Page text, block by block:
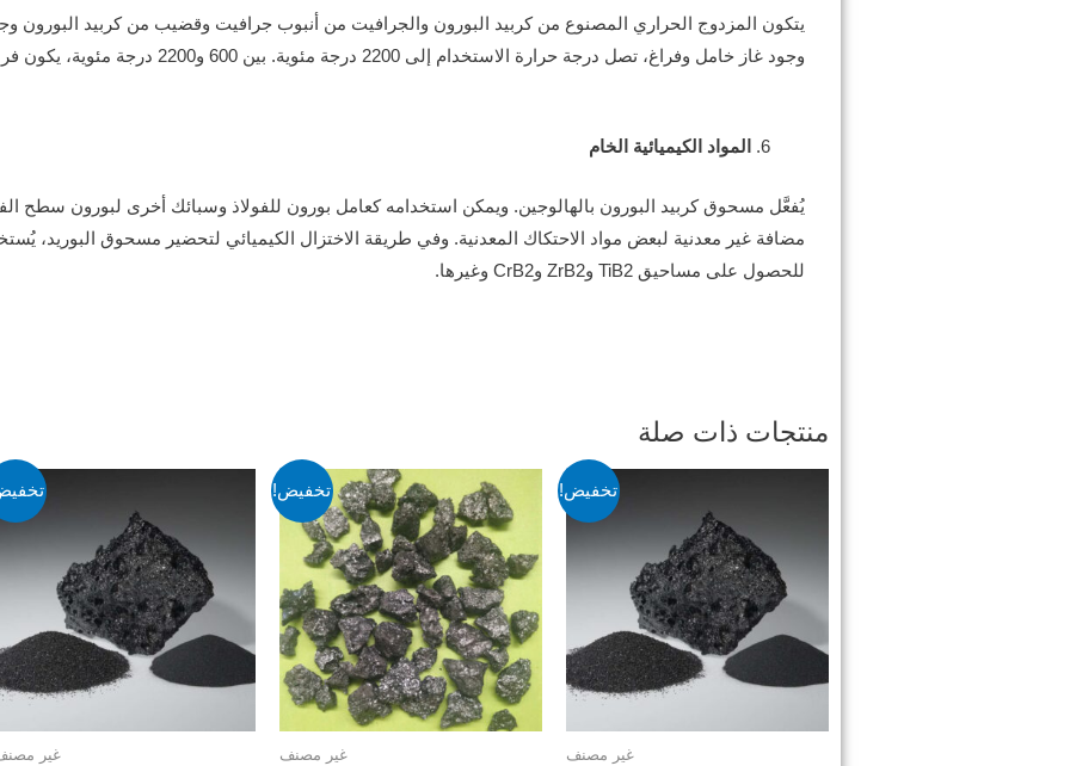
يتكون المزدوج الحراري المصنوع من كربيد البورون والجرافيت من أنبوب جرافيت وقضيب من كربيد البورون
وجود غاز خامل وفراغ، تصل درجة حرارة الاستخدام إلى 2200 درجة مئوية. بين 600 و2200 درجة مئوية، يكون فرق الجهد مرتبطًا خطيًا بدرجة الحرارة.
المواد الكيميائية الخام
يُفعَّل مسحوق كربيد البورون بالهالوجين. ويمكن استخدامه كعامل بورون للفولاذ وسبائك أخرى لبورون سطح
مضافة غير معدنية لبعض مواد الاحتكاك المعدنية. وفي طريقة الاختزال الكيميائي لتحضير مسحوق البوريد،
للحصول على مساحيق TiB2 وZrB2 وCrB2 وغيرها.
منتجات ذات صلة
تخفيض!
غير مصنف
تخفيض!
غير مصنف غير